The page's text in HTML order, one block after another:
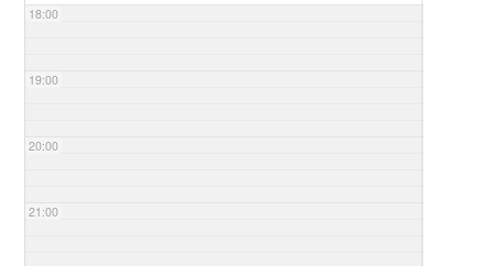
18:00
19:00
20:00
21:00